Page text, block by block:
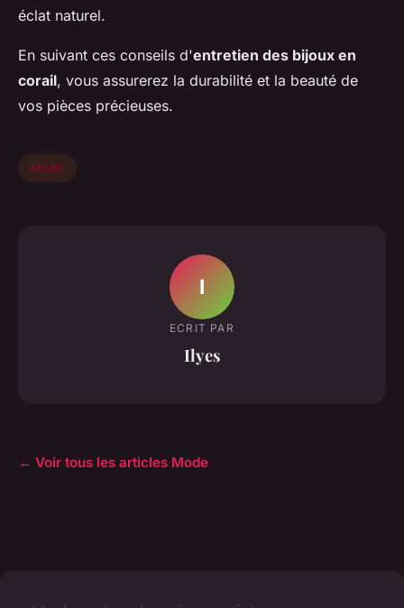
éclat naturel.
En suivant ces conseils d'entretien des bijoux en
corail, vous assurerez la durabilité et la beauté de
vos pièces précieuses.
Mode
I
ECRIT PAR
Ilyes
← Voir tous les articles Mode